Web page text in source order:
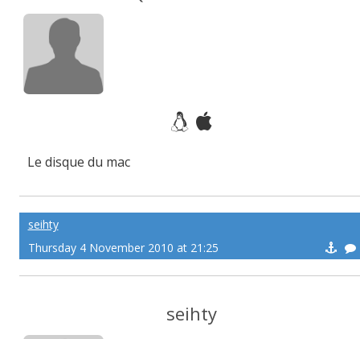
Le disque du mac
seihty
Thursday 4 November 2010 at 21:25
seihty